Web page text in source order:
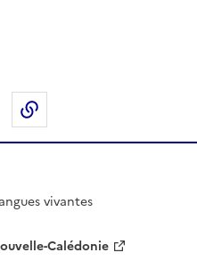
sur LinkedIn
Partager par email
vivantes
Calédonie